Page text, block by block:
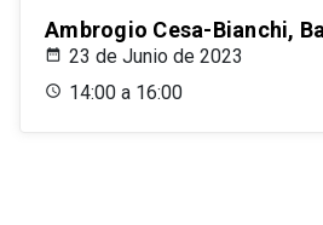
Ambrogio Cesa-Bianchi,
23 de Junio de 2023
14:00 a 16:00